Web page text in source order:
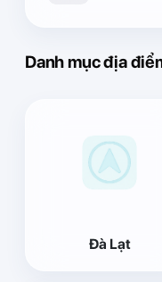
Danh mục địa
Đà Lạt